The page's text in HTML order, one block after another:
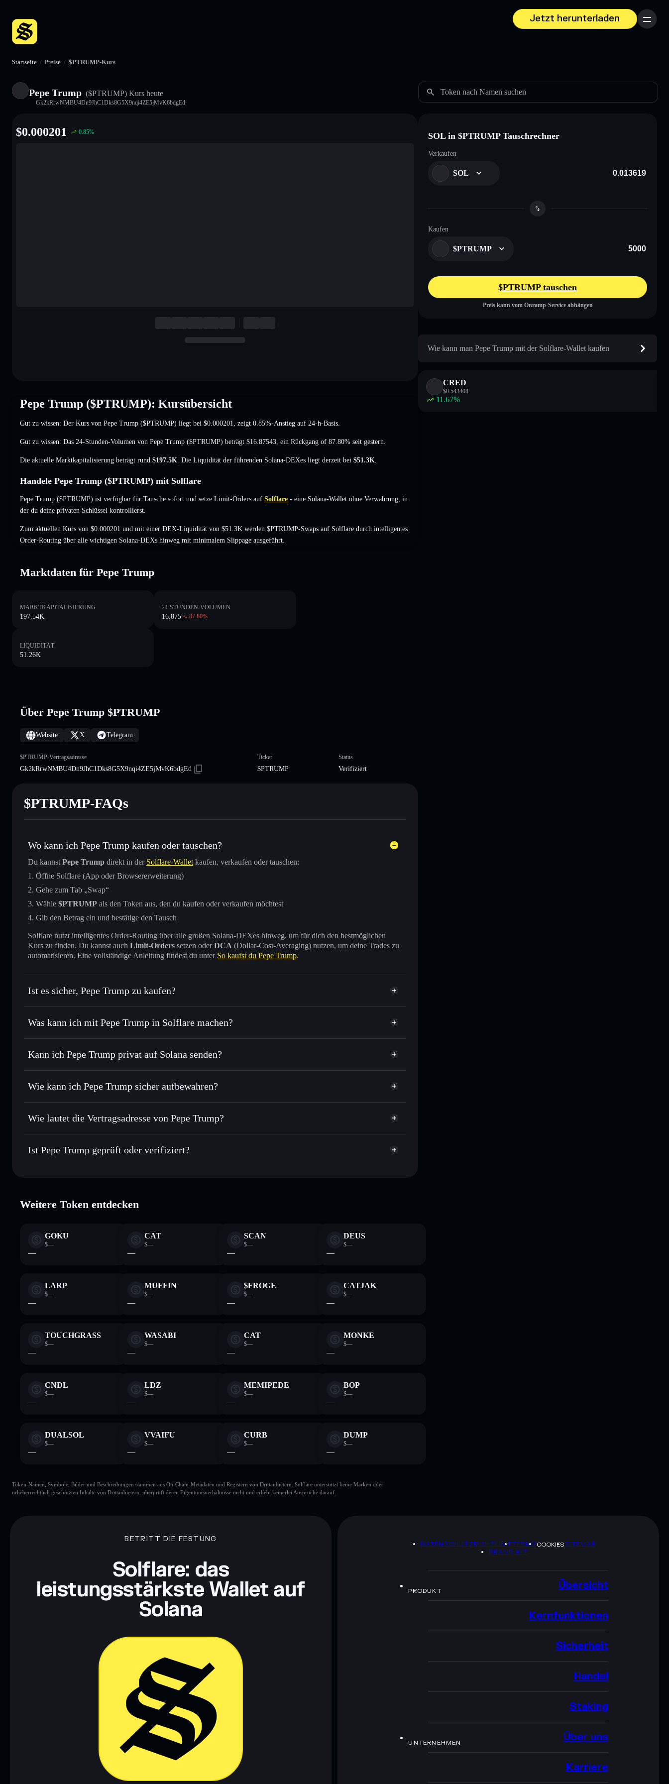
Jetzt herunterladen
Menü
Startseite / Preise / $PTRUMP-Kurs
Pepe Trump ($PTRUMP) Kurs heute
Gk2kRrwNMBU4Dn9JhC1Dks8G5X9nqi4ZE5jMvK6bdgEd
Token nach Namen suchen
$0.000201 0.85%
Pepe Trump ($PTRUMP): Kursübersicht
Gut zu wissen: Der Kurs von Pepe Trump ($PTRUMP) liegt bei $0.000201 , zeigt 0.85%-Anstieg auf 24-h-Basis.
Gut zu wissen: Das 24-Stunden-Volumen von Pepe Trump ($PTRUMP) beträgt $16.87543 ein Rückgang of 87.80% seit gestern.
Die aktuelle Marktkapitalisierung beträgt rund $197.5K . Die Liquidität der führenden Solana-DEXes liegt derzeit bei $51.3K
Handele Pepe Trump ($PTRUMP) mit Solflare
Pepe Trump ($PTRUMP) ist verfügbar für Tausche sofort und setze Limit-Orders auf Solflare - eine Solana-Wallet ohne Verwahrung, in
der du deine privaten Schlüssel kontrollierst.
Zum aktuellen Kurs von $0.000201 und mit einer DEX-Liquidität von $51.3K werden $PTRUMP-Swaps auf Solflare durch intelligentes
Order-Routing über alle wichtigen Solana-DEXs hinweg mit minimalem Slippage ausgeführt.
Marktdaten für Pepe Trump
MARKTKAPITALISIERUNG
197.54K
24-STUNDEN-VOLUMEN
16.875 87.80%
LIQUIDITÄT
51.26K
Über Pepe Trump $PTRUMP
Website X Telegram
$PTRUMP-Vertragsadresse
Gk2kRrwNMBU4Dn9JhC1Dks8G5X9nqi4ZE5jMvK6bdgEd
Ticker
$PTRUMP
Status
Verifiziert
$PTRUMP-FAQs
Wo kann ich Pepe Trump kaufen oder tauschen?
Du kannst Pepe Trump direkt in der Solflare-Wallet kaufen, verkaufen oder tauschen:
Öffne Solflare (App oder Browsererweiterung)
Gehe zum Tab „Swap“
Wähle $PTRUMP als den Token aus, den du kaufen oder verkaufen möchtest
Gib den Betrag ein und bestätige den Tausch
Solflare nutzt intelligentes Order-Routing über alle großen Solana-DEXes hinweg, um für dich den bestmöglichen
Kurs zu finden. Du kannst auch Limit-Orders setzen oderDCA (Dollar-Cost-Averaging) nutzen, um deine Trades zu
automatisieren. Eine vollständige Anleitung findest du unter So kaufst du Pepe Trump.
Ist es sicher, Pepe Trump zu kaufen?
Pepe Trump verifizierter Token
Was kann ich mit Pepe Trump in Solflare machen?
Pepe Trump
Solflare-Wallet
Sofort tauschen – handle $PTRUMP gegen SOL, USDC oder Tausende anderer Solana-Tokens mit intelligentem
Durchschnittskosteneffekt nutzen– Schritt für Schritt per Durchschnittskosteneffekt in $PTRUMP einsteigen
Privat senden– übertrage $PTRUMP, ohne Wallets öffentlich zu verknüpfen, mithilfe des in Solflare integrierten
Privacy Aggregators
kontrollierst
Kann ich Pepe Trump privat auf Solana senden?
Solflare-Wallet Privacy Aggregator Pepe Trump
Wie kann ich Pepe Trump sicher aufbewahren?
Pepe Trump nicht verwahrenden Wallet Solflare
Privacy Aggregator
Wie lautet die Vertragsadresse von Pepe Trump?
Pepe Trump
Gk2kRrwNMBU4Dn9JhC1Dks8G5X9nqi4ZE5jMvK6bdgEd
Solflare-
Ist Pepe Trump geprüft oder verifiziert?
Weitere Token entdecken
GOKU
$—
—
CAT
$—
—
SCAN
$—
—
DEUS
$—
—
LARP
$—
—
MUFFIN
$—
—
$FROGE
$—
—
CATJAK
$—
—
TOUCHGRASS
$—
—
WASABI
$—
—
CAT
$—
—
MONKE
$—
—
CNDL
$—
—
LDZ
$—
—
MEMIPEDE
$—
—
BOP
$—
—
DUALSOL
$—
—
VVAIFU
$—
—
CURB
$—
—
DUMP
$—
—
Token-Namen, Symbole, Bilder und Beschreibungen stammen aus On-Chain-Metadaten und Registern von Drittanbietern. Solflare unterstützt keine Marken oder
urheberrechtlich geschützten Inhalte von Drittanbietern, überprüft deren Eigentumsverhältnisse nicht und erhebt keinerlei Ansprüche darauf.
SOL in $PTRUMP Tauschrechner
Verkaufen
SOL
Kaufen
$PTRUMP
$PTRUMP tauschen
Preis kann vom Onramp-Service abhängen
Wie kann man Pepe Trump mit der Solflare-Wallet kaufen
CRED
$0.543408
11.67%
BETRITT DIE FESTUNG
Solflare: das
leistungsstärkste Wallet auf
Solana
DATENSCHUTZRICHTLINIETERMSCOOKIESSITEMAP
BRAND-KIT
PRODUKT Übersicht
Kernfunktionen
Sicherheit
Handel
Staking
UNTERNEHMEN Über uns
Karriere